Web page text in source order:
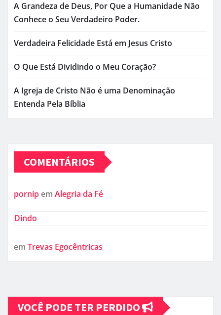
A Grandeza de Deus, Por Que a Humanidade Não
Conhece o Seu Verdadeiro Poder.
Verdadeira Felicidade Está em Jesus Cristo
O Que Está Dividindo o Meu Coração?
A Igreja de Cristo Não é uma Denominação
Entenda Pela Bíblia
COMENTÁRIOS
pornip em Alegria da Fé
Dindo
em Trevas Egocêntricas
VOCÊ PODE TER PERDIDO